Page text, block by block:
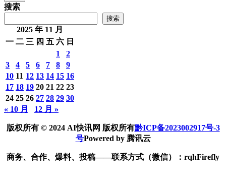
搜索
搜索
2025 年 11 月
一 二 三 四 五 六 日
1
2
3
4 5 6 7 8
9
10 11 12 13 14 15 16
17 18 19 20 21 22 23
24 25 26 27 28 29 30
« 10 月
12 月 »
版权所有 © 2024 AI快讯网 版权所有黔ICP备2023002917号-3
号Powered by 腾讯云
商务、合作、爆料、投稿——联系方式（微信）：rqhFirefly